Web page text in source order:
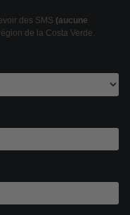
des SMS (aucune
de la Costa Verde.